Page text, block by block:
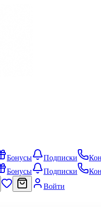
Бонусы Подписки
Бонусы Подписки
Войти